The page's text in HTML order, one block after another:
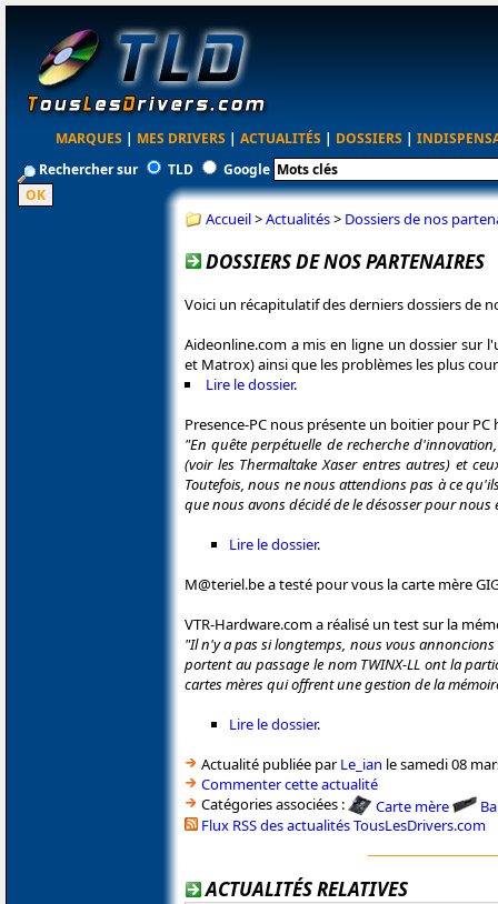
MARQUES | MES DRIVERS | ACTUALITÉS | DOSSIERS |
Rechercher sur
TLD Google
Accueil>Actualités> Dossiers de nos
DOSSIERS DE NOS PARTENAIRES
Voici un récapitulatif des derniers dossiers de
Aideonline.com a mis en ligne un dossier sur
et Matrox) ainsi que les problèmes les plus
Lire le dossier.
Presence-PC nous présente un boitier pour PC
"En quête perpétuelle de recherche
(voir les Thermaltake Xaser entres autres) et
Toutefois, nous ne nous attendions pas à ce
que nous avons décidé de le désosser pour
Lire le dossier.
M@teriel.be a testé pour vous la carte mère
VTR-Hardware.com a réalisé un test sur la
"Il n'y a pas si longtemps, nous vous annoncions
portent au passage le nom TWINX-LL ont la
cartes mères qui offrent une gestion de la
Lire le dossier.
Actualité publiée parLe_ian le samedi 08
Commenter cette actualité
Catégories associées :
Carte mère
Flux RSS des actualités TousLesDrivers.com
ACTUALITÉS RELATIVES